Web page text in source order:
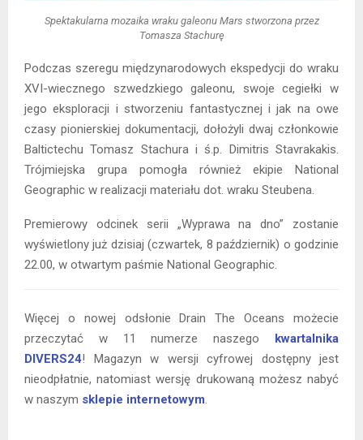
Spektakularna mozaika wraku galeonu Mars stworzona przez
Tomasza Stachurę
Podczas szeregu międzynarodowych ekspedycji do wraku
XVI-wiecznego szwedzkiego galeonu, swoje cegiełki w
jego eksploracji i stworzeniu fantastycznej i jak na owe
czasy pionierskiej dokumentacji, dołożyli dwaj członkowie
Baltictechu Tomasz Stachura i ś.p. Dimitris Stavrakakis.
Trójmiejska grupa pomogła również ekipie National
Geographic w realizacji materiału dot. wraku Steubena.
Premierowy odcinek serii „Wyprawa na dno” zostanie
wyświetlony już dzisiaj (czwartek, 8 październik) o godzinie
22.00, w otwartym paśmie National Geographic.
Więcej o nowej odsłonie Drain The Oceans możecie
przeczytać w 11 numerze naszego kwartalnika
DIVERS24! Magazyn w wersji cyfrowej dostępny jest
nieodpłatnie, natomiast wersję drukowaną możesz nabyć
w naszym sklepie internetowym